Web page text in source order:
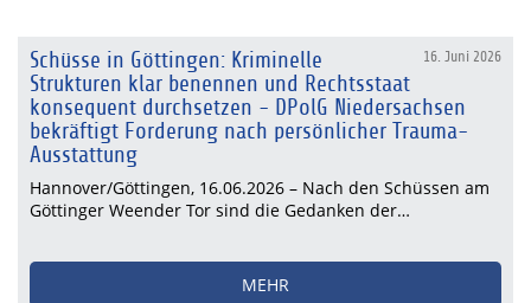
16. Juni 2026
Schüsse in Göttingen: Kriminelle
Strukturen klar benennen und Rechtsstaat
konsequent durchsetzen - DPolG Niedersachsen
bekräftigt Forderung nach persönlicher Trauma-
Ausstattung
Hannover/Göttingen, 16.06.2026 – Nach den Schüssen am
Göttinger Weender Tor sind die Gedanken der…
MEHR